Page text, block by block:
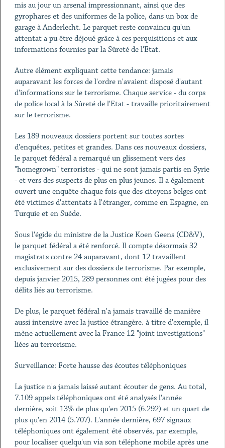
mis au jour un arsenal impressionnant, ainsi que des
gyrophares et des uniformes de la police, dans un box de
garage à Anderlecht. Le parquet reste convaincu qu'un
attentat a pu être déjoué grâce à ces perquisitions et aux
informations fournies par la Sûreté de l'Etat.
Autre élément expliquant cette tendance: jamais
auparavant les forces de l'ordre n'avaient disposé d'autant
d'informations sur le terrorisme. Chaque service - du corps
de police local à la Sûreté de l'Etat - travaille prioritairement
sur le terrorisme.
Les 189 nouveaux dossiers portent sur toutes sortes
d'enquêtes, petites et grandes. Dans ces nouveaux dossiers,
le parquet fédéral a remarqué un glissement vers des
"homegrown" terroristes - qui ne sont jamais partis en Syrie
- et vers des suspects de plus en plus jeunes. Il a également
ouvert une enquête chaque fois que des citoyens belges ont
été victimes d'attentats à l'étranger, comme en Espagne, en
Turquie et en Suède.
Sous l'égide du ministre de la Justice Koen Geens (CD&V),
le parquet fédéral a été renforcé. Il compte désormais 32
magistrats contre 24 auparavant, dont 12 travaillent
exclusivement sur des dossiers de terrorisme. Par exemple,
depuis janvier 2015, 289 personnes ont été jugées pour des
délits liés au terrorisme.
De plus, le parquet fédéral n'a jamais travaillé de manière
aussi intensive avec la justice étrangère. à titre d'exemple, il
mène actuellement avec la France 12 "joint investigations"
liées au terrorisme.
Surveillance: Forte hausse des écoutes téléphoniques
La justice n'a jamais laissé autant écouter de gens. Au total,
7.109 appels téléphoniques ont été analysés l'année
dernière, soit 13% de plus qu'en 2015 (6.292) et un quart de
plus qu'en 2014 (5.707). L'année dernière, 697 signaux
téléphoniques ont également été observés, par exemple,
pour localiser quelqu'un via son téléphone mobile après une